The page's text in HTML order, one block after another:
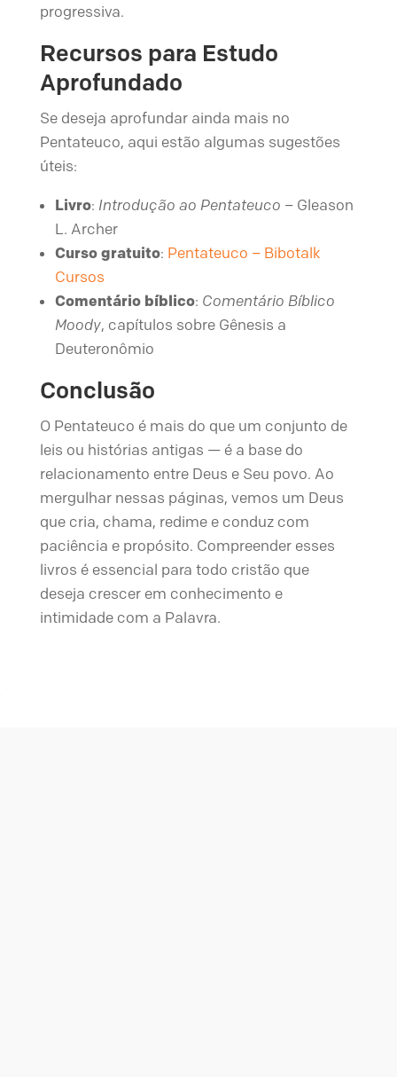
progressiva.
Recursos para Estudo
Aprofundado
Se deseja aprofundar ainda mais no
Pentateuco, aqui estão algumas sugestões
úteis:
Livro: Introdução ao Pentateuco – Gleason
L. Archer
Curso gratuito: Pentateuco – Bibotalk
Cursos
Comentário bíblico: Comentário Bíblico
Moody, capítulos sobre Gênesis a
Deuteronômio
Conclusão
O Pentateuco é mais do que um conjunto de
leis ou histórias antigas — é a base do
relacionamento entre Deus e Seu povo. Ao
mergulhar nessas páginas, vemos um Deus
que cria, chama, redime e conduz com
paciência e propósito. Compreender esses
livros é essencial para todo cristão que
deseja crescer em conhecimento e
intimidade com a Palavra.